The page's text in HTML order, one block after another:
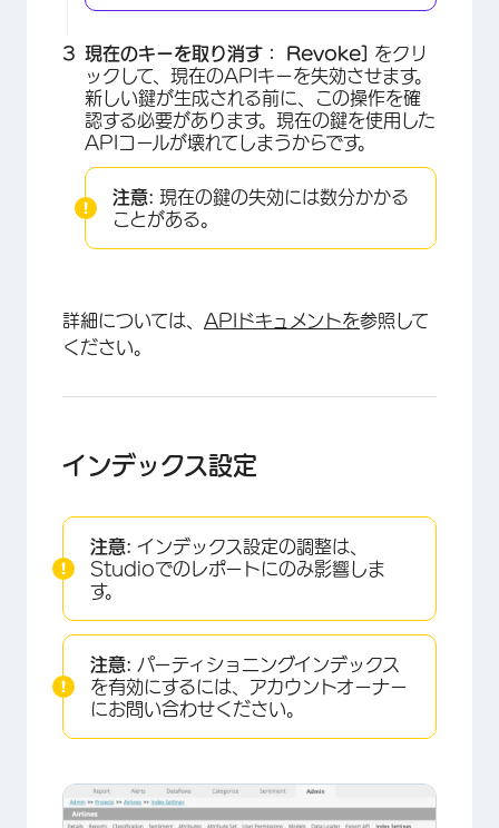
現在のキーを取り消す： Revoke] をクリ
ックして、現在のAPIキーを失効させます。
新しい鍵が生成される前に、この操作を確
認する必要があります。現在の鍵を使用した
APIコールが壊れてしまうからです。
注意: 現在の鍵の失効には数分かかる
ことがある。
詳細については、 APIドキュメントを参照して
ください。
インデックス設定
注意: インデックス設定の調整は、
Studioでのレポートにのみ影響しま
す。
注意: パーティショニングインデックス
を有効にするには、アカウントオーナー
にお問い合わせください。